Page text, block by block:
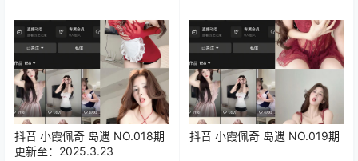
抖音 小霞佩奇 岛遇 NO.018期
更新至：2025.3.23
抖音 小霞佩奇 岛遇 NO.019期